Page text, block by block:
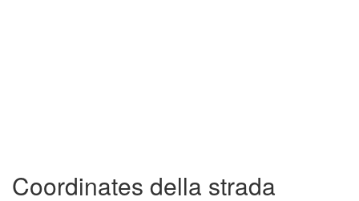
Coordinates della strada